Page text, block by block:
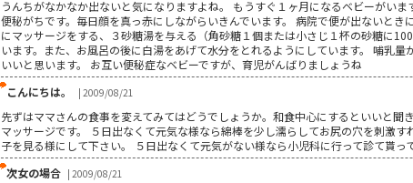
うんちがなかなか出ないと気になりますよね。 もうすぐ１ヶ月になるベビーがい
便秘がちです。毎日顔を真っ赤にしながらいきんでいます。 病院で便が出ないと
にマッサージをする、３砂糖湯を与える（角砂糖１個または小さじ１杯の砂糖に
います。また、お風呂の後に白湯をあげて水分をとれるようにしています。 哺乳
いいと思います。 お互い便秘症なベビーですが、育児がんばりましょうね
こんにちは。
| 2009/08/21
先ずはママさんの食事を変えてみてはどうでしょうか。和食中心にするといいと
マッサージです。 ５日出なくて元気な様なら綿棒を少し濡らしてお尻の穴を刺激
子を見る様にして下さい。 ５日出なくて元気がない様なら小児科に行って診て貰っ
次女の場合 | 2009/08/21